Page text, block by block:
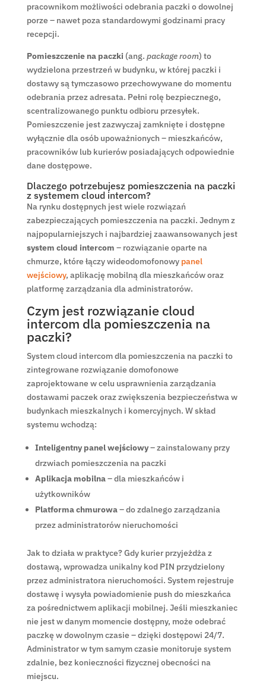
pracownikom możliwości odebrania paczki o dowolnej
porze – nawet poza standardowymi godzinami pracy
recepcji.
Pomieszczenie na paczki (ang. package room) to
wydzielona przestrzeń w budynku, w której paczki i
dostawy są tymczasowo przechowywane do momentu
odebrania przez adresata. Pełni rolę bezpiecznego,
scentralizowanego punktu odbioru przesyłek.
Pomieszczenie jest zazwyczaj zamknięte i dostępne
wyłącznie dla osób upoważnionych – mieszkańców,
pracowników lub kurierów posiadających odpowiednie
dane dostępowe.
Dlaczego potrzebujesz pomieszczenia na paczki
z systemem cloud intercom?
Na rynku dostępnych jest wiele rozwiązań
zabezpieczających pomieszczenia na paczki. Jednym z
najpopularniejszych i najbardziej zaawansowanych jest
system cloud intercom – rozwiązanie oparte na
chmurze, które łączy wideodomofonowy panel
wejściowy, aplikację mobilną dla mieszkańców oraz
platformę zarządzania dla administratorów.
Czym jest rozwiązanie cloud
intercom dla pomieszczenia na
paczki?
System cloud intercom dla pomieszczenia na paczki to
zintegrowane rozwiązanie domofonowe
zaprojektowane w celu usprawnienia zarządzania
dostawami paczek oraz zwiększenia bezpieczeństwa w
budynkach mieszkalnych i komercyjnych. W skład
systemu wchodzą:
Inteligentny panel wejściowy– zainstalowany przy
drzwiach pomieszczenia na paczki
Aplikacja mobilna– dla mieszkańców i
użytkowników
Platforma chmurowa– do zdalnego zarządzania
przez administratorów nieruchomości
Jak to działa w praktyce? Gdy kurier przyjeżdża z
dostawą, wprowadza unikalny kod PIN przydzielony
przez administratora nieruchomości. System rejestruje
dostawę i wysyła powiadomienie push do mieszkańca
za pośrednictwem aplikacji mobilnej. Jeśli mieszkaniec
nie jest w danym momencie dostępny, może odebrać
paczkę w dowolnym czasie – dzięki dostępowi 24/7.
Administrator w tym samym czasie monitoruje system
zdalnie, bez konieczności fizycznej obecności na
miejscu.